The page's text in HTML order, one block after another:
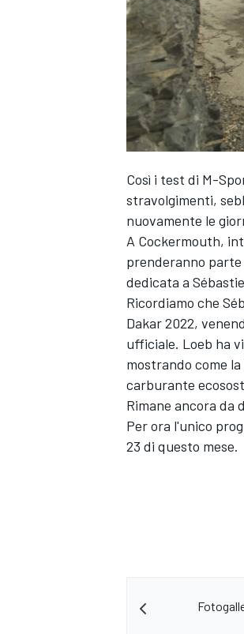
ENDURANCE/GT
Così i test di M-
stravolgimenti,
nuovamente le
A Cockermouth,
prenderanno
dedicata a
Ricordiamo che
Dakar 2022,
ufficiale. Loeb ha
mostrando come
carburante
Rimane ancora da
Per ora l'unico
23 di questo mese.